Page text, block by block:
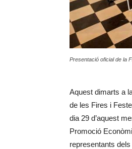
Presentació oficial de la
Aquest dimarts a
de les Fires i
dia 29 d’aquest
Promoció
representants